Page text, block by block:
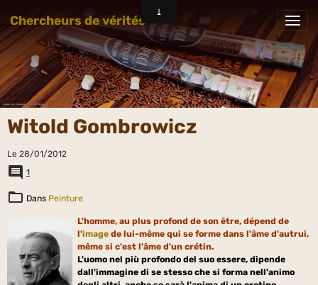
Chercheurs de vérités
Witold Gombrowicz
Le 28/01/2012
1
Dans Peinture
L'homme, au plus profond de son être, dépend de
l'image de lui-même qui se forme dans l'âme d'autrui,
même si c'est l'âme d'un crétin.
L'uomo nel più profondo del suo essere, dipende
dall'immagine di se stesso che si forma nell'animo